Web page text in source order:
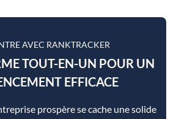
AVEC RANKTRACKER
TOUT-EN-UN POUR UN
EFFICACE
prospère se cache une solide